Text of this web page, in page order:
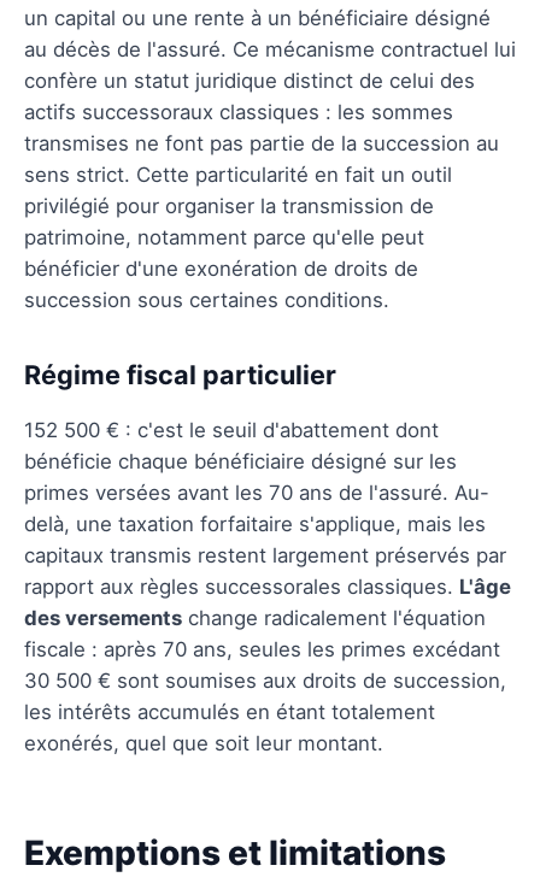
un capital ou une rente à un bénéficiaire désigné
au décès de l'assuré. Ce mécanisme contractuel lui
confère un statut juridique distinct de celui des
actifs successoraux classiques : les sommes
transmises ne font pas partie de la succession au
sens strict. Cette particularité en fait un outil
privilégié pour organiser la transmission de
patrimoine, notamment parce qu'elle peut
bénéficier d'une exonération de droits de
succession sous certaines conditions.
Régime fiscal particulier
152 500 € : c'est le seuil d'abattement dont
bénéficie chaque bénéficiaire désigné sur les
primes versées avant les 70 ans de l'assuré. Au-
delà, une taxation forfaitaire s'applique, mais les
capitaux transmis restent largement préservés par
rapport aux règles successorales classiques. L'âge
des versements change radicalement l'équation
fiscale : après 70 ans, seules les primes excédant
30 500 € sont soumises aux droits de succession,
les intérêts accumulés en étant totalement
exonérés, quel que soit leur montant.
Exemptions et limitations